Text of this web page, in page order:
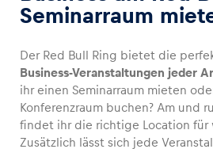
Seminarraum
Der Red Bull Ring bietet die
Business-Veranstaltungen jeder
ihr einen Seminarraum mieten
Konferenzraum buchen? Am und
findet ihr die richtige Location für
Zusätzlich lässt sich jede